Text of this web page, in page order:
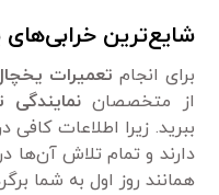
شایع‌ترین
برای انجام تعمیرات
از متخصصان
ببرید. زیرا اطلاعات کافی
دارند و تمام تلاش
همانند روز اول به شما